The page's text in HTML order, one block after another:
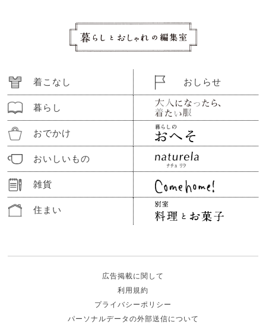
着こなし
暮らし
おでかけ
おいしいもの
雑貨
住まい
おしらせ
広告掲載に関して
利用規約
プライバシーポリシー
パーソナルデータの外部送信について